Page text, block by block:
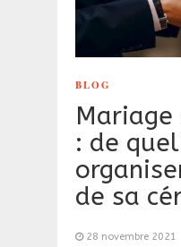
BLOG
: de
de sa
28 novembre 2021